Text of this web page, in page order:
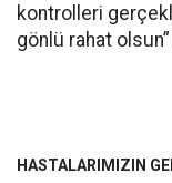
kontrolleri
gönlü rahat
HASTALARIMIZIN